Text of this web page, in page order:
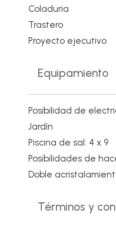
Coladuria
Trastero
Proyecto ejecutivo
Equipamiento
Posibilidad de
Jardín
Piscina de sal: 4 x 9
Posibilidades de
Doble
Términos y